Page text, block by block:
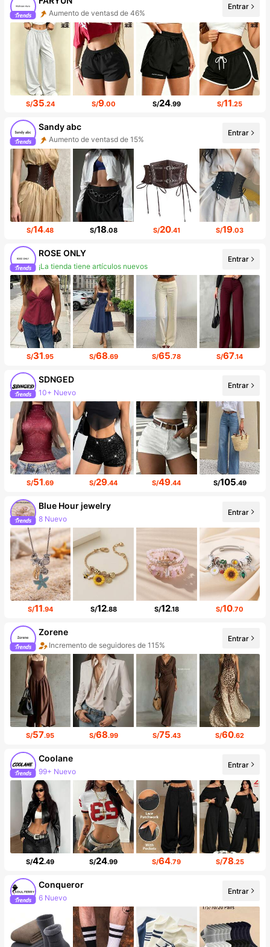
Aumento de ventasd de 46%
Incremento de seguidores de 399%
Entrar
S/35.24 S/9.00 S/24.99 S/11.25
Sandy abc
Aumento de ventasd de 15%
Incremento de seguidores de 797%
Entrar
S/14.48 S/18.08 S/20.41 S/19.03
ROSE ONLY
¡La tienda tiene artículos nuevos
Incremento de seguidores de 199%
Entrar
S/31.95 S/68.69 S/65.78 S/67.14
SDNGED
10+ Nuevo
141K seguidores
Entrar
S/51.69 S/29.44 S/49.44 S/105.49
Blue Hour jewelry
8 Nuevo
Incremento de seguidores de 32%
Entrar
S/11.94 S/12.88 S/12.18 S/10.70
Zorene
Incremento de seguidores de 115%
Entrar
S/57.95 S/68.99 S/75.43 S/60.62
Coolane
99+ Nuevo
Incremento de seguidores de 15%
Entrar
S/42.49 S/24.99 S/64.79 S/78.25
Conqueror
6 Nuevo
21K seguidores
Entrar